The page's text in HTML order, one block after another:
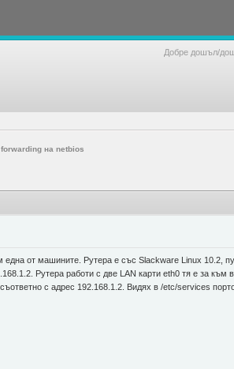
Добре дошъл/
на netbios
от машините. Рутера е със Slackware Linux 10.2,
Рутера работи с две LAN карти eth0 тя е за
с адрес 192.168.1.2. Видях в /etc/services